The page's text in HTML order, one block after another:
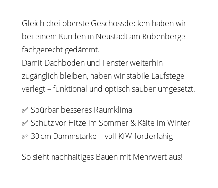
Gleich drei oberste Geschossdecken haben wir
bei einem Kunden in Neustadt am Rübenberge
fachgerecht gedämmt.
Damit Dachboden und Fenster weiterhin
zugänglich bleiben, haben wir stabile Laufstege
verlegt – funktional und optisch sauber umgesetzt.
✅ Spürbar besseres Raumklima
✅ Schutz vor Hitze im Sommer & Kälte im Winter
✅ 30 cm Dämmstärke – voll KfW‑förderfähig
So sieht nachhaltiges Bauen mit Mehrwert aus!